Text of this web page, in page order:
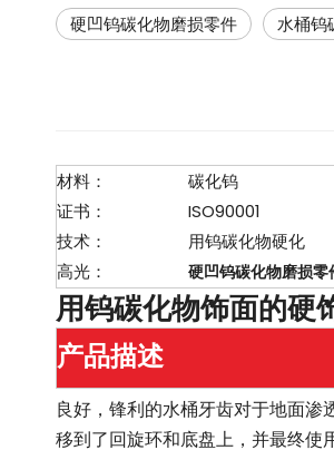
硬凹钨碳化物磨损零件 水桶钨
材料： 碳化钨
证书：
ISO90001
技术：
用钨碳化物硬化
高光：
硬凹钨碳化物磨损零
用钨碳化物饰面的硬
产品描述
良好，锋利的水桶牙齿对于地面
移到了回旋环和底盘上，并最终使